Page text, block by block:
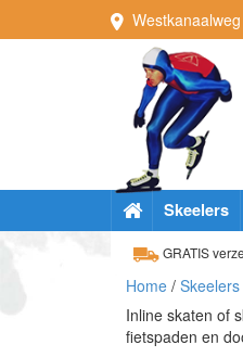
Westkanaalweg
Skeelers
GRATIS
Home / Skeelers
Inline skaten of
fietspaden en